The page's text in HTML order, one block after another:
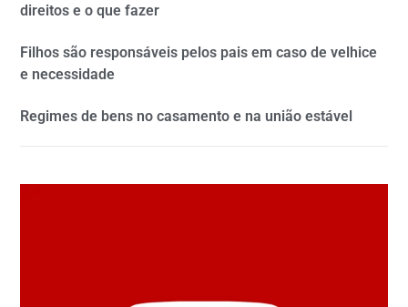
direitos e o que fazer
Filhos são responsáveis pelos pais em caso de velhice
e necessidade
Regimes de bens no casamento e na união estável